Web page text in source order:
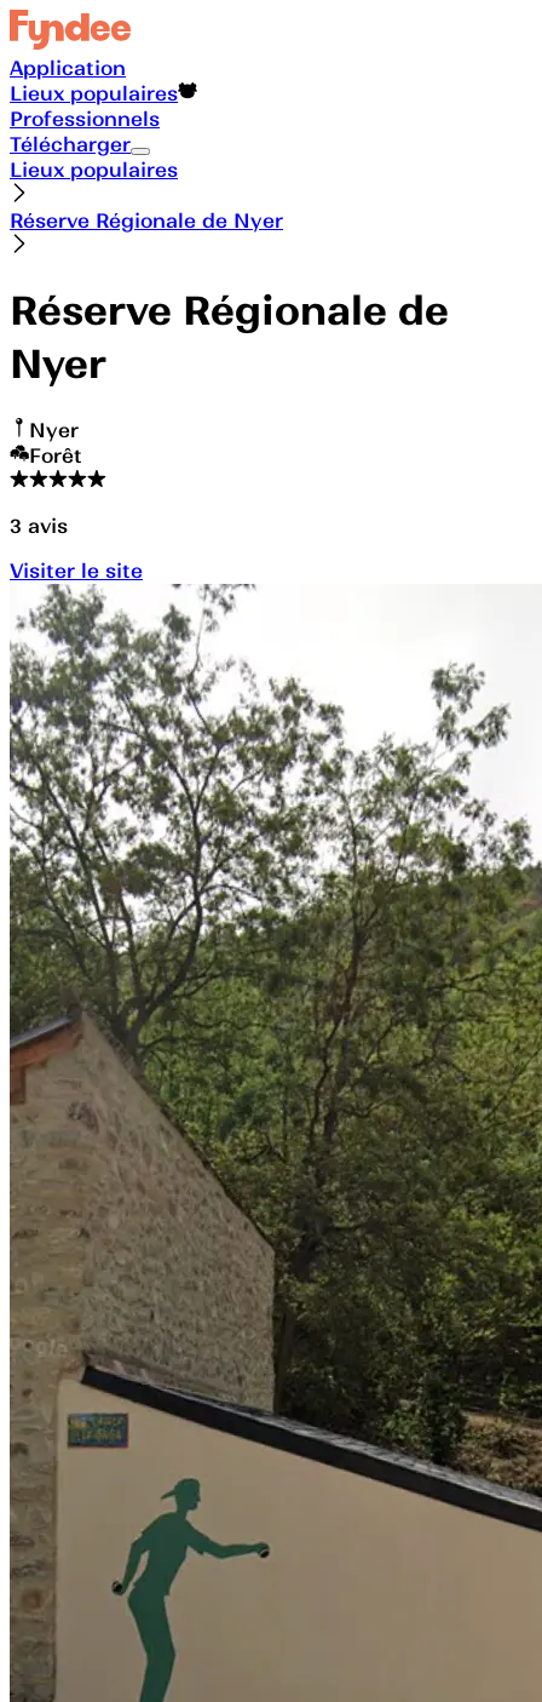
Application
Lieux populaires
Professionnels
Télécharger
Lieux populaires
Réserve Régionale de Nyer
Réserve Régionale de
Nyer
Nyer
Forêt
3 avis
Visiter le site